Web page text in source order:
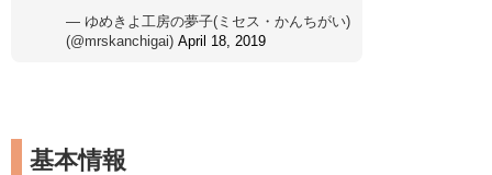
— ゆめきよ工房の夢子(ミセス・かんちがい)
(@mrskanchigai) April 18, 2019
基本情報